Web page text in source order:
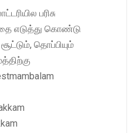
பரிசு
எடுத்து கொண்டு
தொப்பியும்